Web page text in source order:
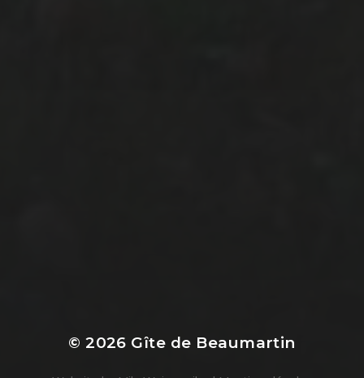
© 2026 Gîte de Beaumartin